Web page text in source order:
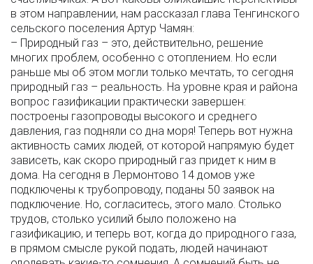
в этом направлении, нам рассказал глава Тенгинского
сельского поселения Артур Чамян:
– Природный газ – это, действительно, решение
многих проблем, особенно с отоплением. Но если
раньше мы об этом могли только мечтать, то сегодня
природный газ – реальность. На уровне края и района
вопрос газификации практически завершен:
построены газопроводы высокого и среднего
давления, газ подняли со дна моря! Теперь вот нужна
активность самих людей, от которой напрямую будет
зависеть, как скоро природный газ придет к ним в
дома. На сегодня в Лермонтово 14 домов уже
подключены к трубопроводу, поданы 50 заявок на
подключение. Но, согласитесь, этого мало. Столько
трудов, столько усилий было положено на
газификацию, и теперь вот, когда до природного газа,
в прямом смысле рукой подать, людей начинают